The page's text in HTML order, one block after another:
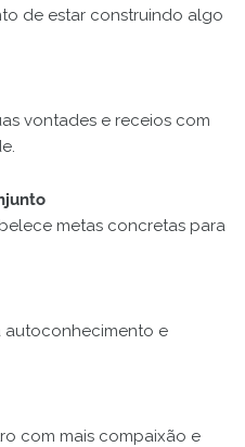
de estar construindo algo
vontades e receios com
metas concretas para
autoconhecimento e
com mais compaixão e